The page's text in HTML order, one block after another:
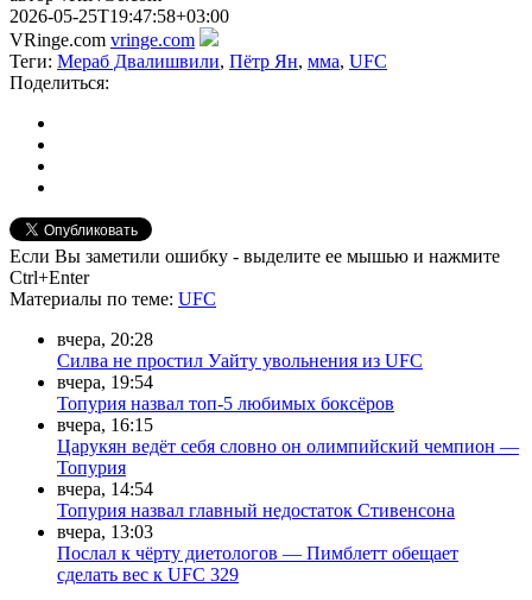
2026-05-25T19:47:58+03:00
VRinge.com vringe.com
Теги: Мераб Двалишвили, Пётр Ян, мма, UFC
Поделиться:
Если Вы заметили ошибку - выделите ее мышью и нажмите
Ctrl+Enter
Материалы по теме: UFC
вчера, 20:28
Силва не простил Уайту увольнения из UFC
вчера, 19:54
Топурия назвал топ-5 любимых боксёров
вчера, 16:15
Царукян ведёт себя словно он олимпийский чемпион —
Топурия
вчера, 14:54
Топурия назвал главный недостаток Стивенсона
вчера, 13:03
Послал к чёрту диетологов — Пимблетт обещает
сделать вес к UFC 329